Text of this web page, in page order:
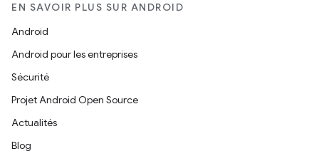
EN SAVOIR PLUS SUR ANDROID
Android
Android pour les entreprises
Sécurité
Projet Android Open Source
Actualités
Blog